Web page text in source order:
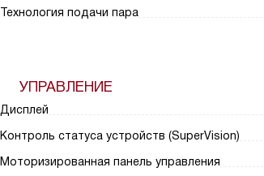
Технология подачи пара
УПРАВЛЕНИЕ
Дисплей
Контроль статуса устройств (SuperVision)
Моторизированная панель управления